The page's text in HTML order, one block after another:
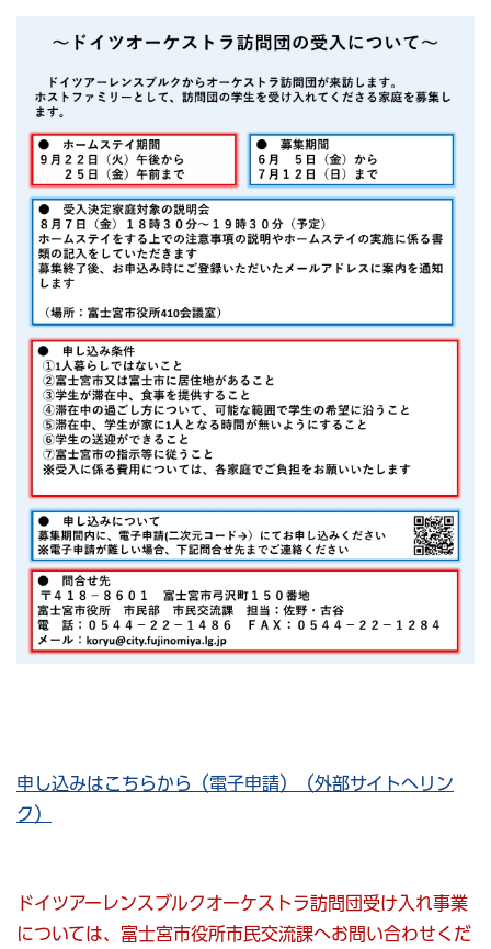
申し込みはこちらから（電子申請）（外部サイトへリン
ク）
ドイツアーレンスブルクオーケストラ訪問団受け入れ事業
については、富士宮市役所市民交流課へお問い合わせくだ